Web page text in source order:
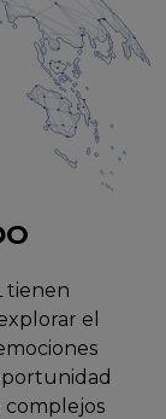
tienen
el
complejos